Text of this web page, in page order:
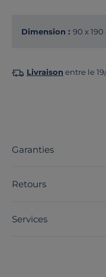
Dimension : 90 x 190
Livraison entre le
Garanties
Retours
Services